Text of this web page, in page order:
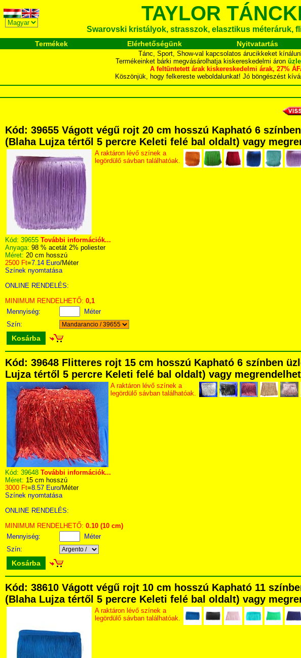
TAYLOR
Swarovski kristályok, strasszok, elasztikus méteráruk,
Termékek Elérhetőségünk Nyitvatartás
Tánc, Sport, Show-val kapcsolatos árucikkeket
Termékeinket bárki megvásárolhatja kiskereskedelmi áron
A feltüntetett árak kiskereskedelmi árak, 27%
Köszönjük, hogy felkereste weboldalunkat! Jó böngészést
Kód: 39655 Vágott végű rojt 20 cm hosszú Kapható 6
(Blaha Lujza tértől 5 percre Keleti felé bal oldalt) vagy
A raktáron lévő színek a
legördülő sávban találhatóak.
Kód: 39655 További információk...
Anyaga: 98 % acetát 2% poliester
Méret: 20 cm hosszú
2500 Ft=7.14 Euro/Méter
Színek nyomtatása
ONLINE RENDELÉS:
MINIMUM RENDELHETŐ: 0,1
Mennyiség:
Méter
Szín:
Kosárba
Kód: 39648 Flitteres rojt 15 cm hosszú Kapható 6 színben
Lujza tértől 5 percre Keleti felé bal oldalt) vagy
A raktáron lévő színek a
legördülő sávban találhatóak.
Kód: 39648 További információk...
Méret: 15 cm hosszú
3000 Ft=8.57 Euro/Méter
Színek nyomtatása
ONLINE RENDELÉS:
MINIMUM RENDELHETŐ: 0.10 (10 cm)
Mennyiség:
Méter
Szín:
Kosárba
Kód: 38610 Vágott végű rojt 10 cm hosszú Kapható 11
(Blaha Lujza tértől 5 percre Keleti felé bal oldalt) vagy
A raktáron lévő színek a
legördülő sávban találhatóak.